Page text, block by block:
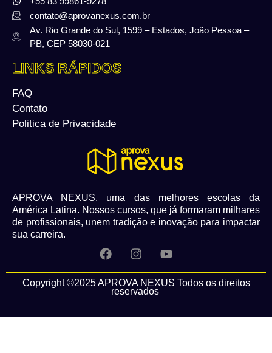
contato@aprovanexus.com.br
Av. Rio Grande do Sul, 1599 – Estados, João Pessoa –
PB, CEP 58030-021
LINKS RÁPIDOS
FAQ
Contato
Politica de Privacidade
APROVA NEXUS, uma das melhores escolas da
América Latina. Nossos cursos, que já formaram milhares
de profissionais, unem tradição e inovação para impactar
sua carreira.
Copyright ©2025 APROVA NEXUS Todos os direitos
reservados